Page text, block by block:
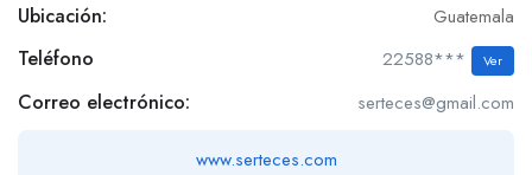
Ubicación: Guatemala
Teléfono 22588*** Ver
Correo electrónico: serteces@gmail.com
www.serteces.com